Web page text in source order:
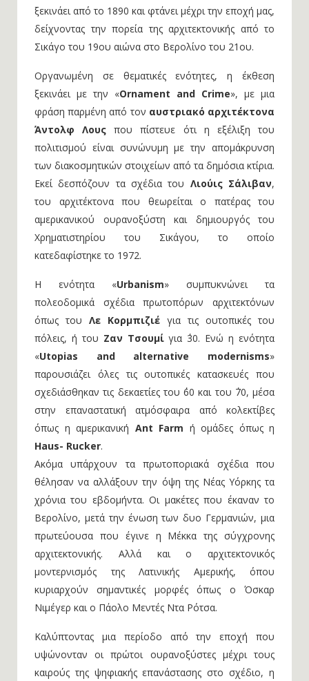
ξεκινάει από το 1890 και φτάνει μέχρι την εποχή μας,
δείχνοντας την πορεία της αρχιτεκτονικής από το
Σικάγο του 19ου αιώνα στο Βερολίνο του 21ου.
Οργανωμένη σε θεματικές ενότητες, η έκθεση
ξεκινάει με την «Ornament and Crime», με μια
φράση παρμένη από τον αυστριακό αρχιτέκτονα
Άντολφ Λους που πίστευε ότι η εξέλιξη του
πολιτισμού είναι συνώνυμη με την απομάκρυνση
των διακοσμητικών στοιχείων από τα δημόσια κτίρια.
Εκεί δεσπόζουν τα σχέδια του Λιούις Σάλιβαν,
του αρχιτέκτονα που θεωρείται ο πατέρας του
αμερικανικού ουρανοξύστη και δημιουργός του
Χρηματιστηρίου του Σικάγου, το οποίο
κατεδαφίστηκε το 1972.
Η ενότητα «Urbanism» συμπυκνώνει τα
πολεοδομικά σχέδια πρωτοπόρων αρχιτεκτόνων
όπως του Λε Κορμπιζιέ για τις ουτοπικές του
πόλεις, ή του Ζαν Τσουμίγια ΄30. Ενώ η ενότητα
«Utopias and alternative modernisms»
παρουσιάζει όλες τις ουτοπικές κατασκευές που
σχεδιάσθηκαν τις δεκαετίες του ΄60 και του ΄70, μέσα
στην επαναστατική ατμόσφαιρα από κολεκτίβες
όπως η αμερικανική Ant Farm ή ομάδες όπως η
Haus- Rucker.
Ακόμα υπάρχουν τα πρωτοποριακά σχέδια που
θέλησαν να αλλάξουν την όψη της Νέας Υόρκης τα
χρόνια του εβδομήντα. Οι μακέτες που έκαναν το
Βερολίνο, μετά την ένωση των δυο Γερμανιών, μια
πρωτεύουσα που έγινε η Μέκκα της σύγχρονης
αρχιτεκτονικής. Αλλά και ο αρχιτεκτονικός
μοντερνισμός της Λατινικής Αμερικής, όπου
κυριαρχούν σημαντικές μορφές όπως ο Όσκαρ
Νιμέγερ και ο Πάολο Μεντές Ντα Ρότσα.
Καλύπτοντας μια περίοδο από την εποχή που
υψώνονταν οι πρώτοι ουρανοξύστες μέχρι τους
καιρούς της ψηφιακής επανάστασης στο σχέδιο, η